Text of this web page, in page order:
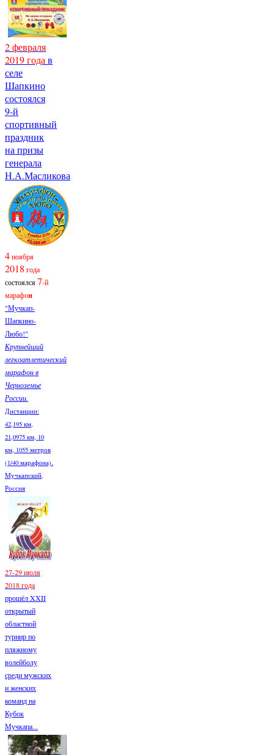
2 февраля
2019 года в
селе
Шапкино
состоялся
9-й
спортивный
праздник
на призы
генерала
Н.А.Масликова
4ноября
2018 года
состоялся7-й
марафон
"Мучкап-
Шапкино-
Любо!"
Крупнейший
легкоатлетический
марафон в
Черноземье
России.
Дистанции:
42,195 км,
21,0975 км, 10
км, 1055 метров
(1/40 марафона).
Мучкапский,
Россия
27-29 июля
2018 года
прошёл XXII
открытый
областной
турнир по
пляжному
волейболу
среди мужских
и женских
команд на
Кубок
Мучкапа...